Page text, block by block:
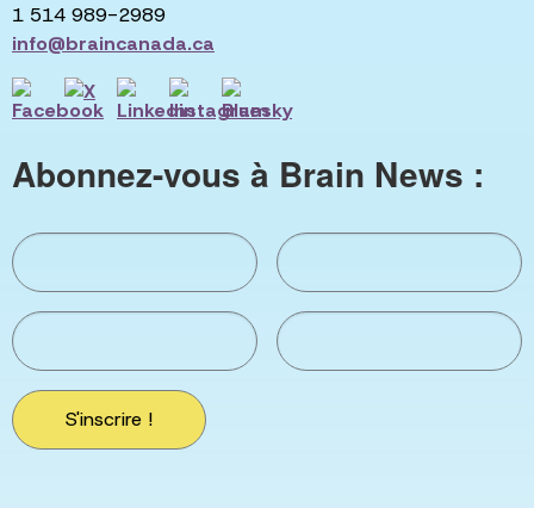
1 514 989-2989
info@braincanada.ca
Abonnez-vous à Brain News :
S'inscrire !